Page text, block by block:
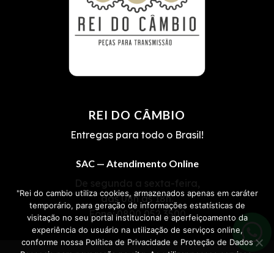
REI DO CÂMBIO
Entregas para todo o Brasil!
SAC — Atendimento Online
De segunda a sexta-feira,
das 08h às 18h.
Fone:0800 052 3500
"Rei do cambio utiliza cookies, armazenados apenas em caráter
temporário, para geração de informações estatísticas de
visitação no seu portal institucional e aperfeiçoamento da
experiência do usuário na utilização de serviços online,
conforme nossa Política de Privacidade e Proteção de Dados